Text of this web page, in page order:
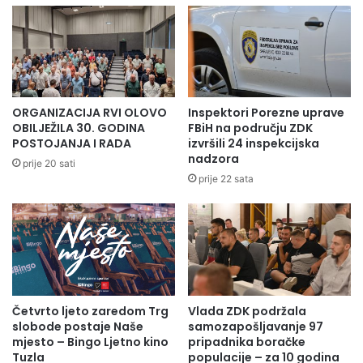
Magazin plus
Radio Olovo
ORGANIZACIJA RVI OLOVO
OBILJEŽILA 30. GODINA
POSTOJANJA I RADA
prije 20 sati
Inspektori Porezne uprave
FBiH na području ZDK
izvršili 24 inspekcijska
nadzora
prije 22 sata
Četvrto ljeto zaredom Trg
slobode postaje Naše
mjesto – Bingo Ljetno kino
Tuzla
Vlada ZDK podržala
samozapošljavanje 97
pripadnika boračke
populacije – za 10 godina